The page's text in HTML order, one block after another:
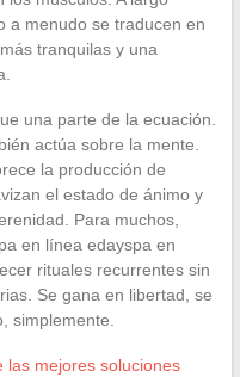
a menudo se traducen en
tranquilas y una
una parte de la ecuación.
actúa sobre la mente.
la producción de
el estado de ánimo y
Para muchos,
en línea edayspa en
rituales recurrentes sin
Se gana en libertad, se
simplemente.
las mejores soluciones